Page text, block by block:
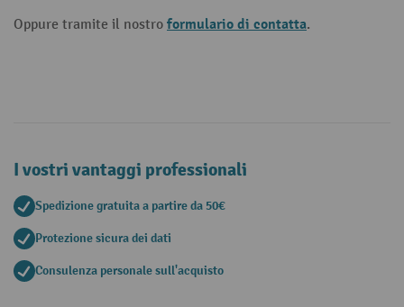
Oppure tramite il nostro formulario di contatta.
I vostri vantaggi professionali
Spedizione gratuita a partire da 50€
Protezione sicura dei dati
Consulenza personale sull'acquisto